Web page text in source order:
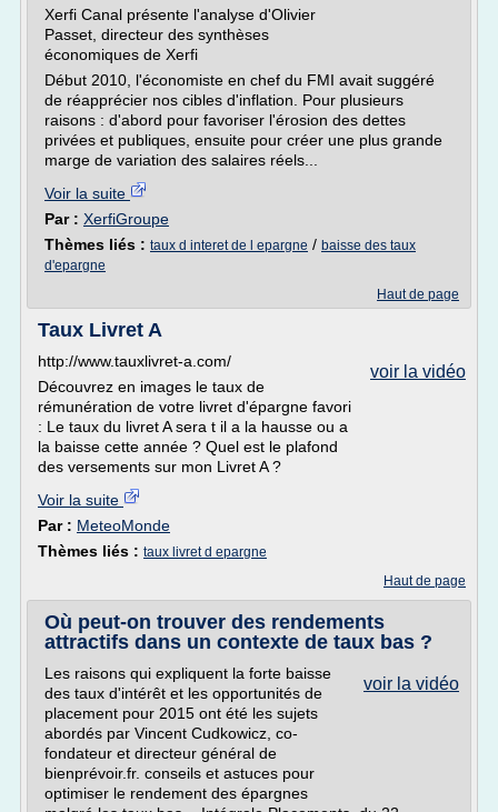
Xerfi Canal présente l'analyse d'Olivier
Passet, directeur des synthèses
économiques de Xerfi
Début 2010, l'économiste en chef du FMI avait suggéré
de réapprécier nos cibles d'inflation. Pour plusieurs
raisons : d'abord pour favoriser l'érosion des dettes
privées et publiques, ensuite pour créer une plus grande
marge de variation des salaires réels...
Voir la suite
Par : XerfiGroupe
Thèmes liés : taux d interet de l epargne / baisse des taux
d'epargne
Haut de page
Taux Livret A
voir la vidéo
http://www.tauxlivret-a.com/
Découvrez en images le taux de
rémunération de votre livret d'épargne favori
: Le taux du livret A sera t il a la hausse ou a
la baisse cette année ? Quel est le plafond
des versements sur mon Livret A ?
Voir la suite
Par : MeteoMonde
Thèmes liés : taux livret d epargne
Haut de page
Où peut-on trouver des rendements
attractifs dans un contexte de taux bas ?
voir la vidéo
Les raisons qui expliquent la forte baisse
des taux d'intérêt et les opportunités de
placement pour 2015 ont été les sujets
abordés par Vincent Cudkowicz, co-
fondateur et directeur général de
bienprévoir.fr. conseils et astuces pour
optimiser le rendement des épargnes